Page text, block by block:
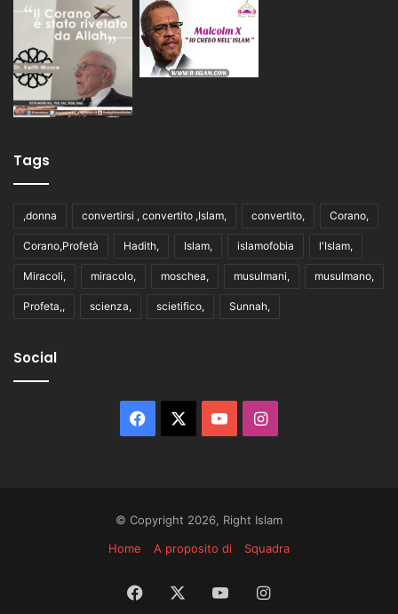
Tags
,donna convertirsi , convertito ,Islam, convertito, Corano,
Corano,Profetà Hadith, Islam, islamofobia l'Islam,
Miracoli, miracolo, moschea, musulmani, musulmano,
Profeta,, scienza, scietifico, Sunnah,
Social
Facebook
You Instagram
© Copyright 2026, Right Islam
Home
A proposito di Squadra
Facebook Instagram